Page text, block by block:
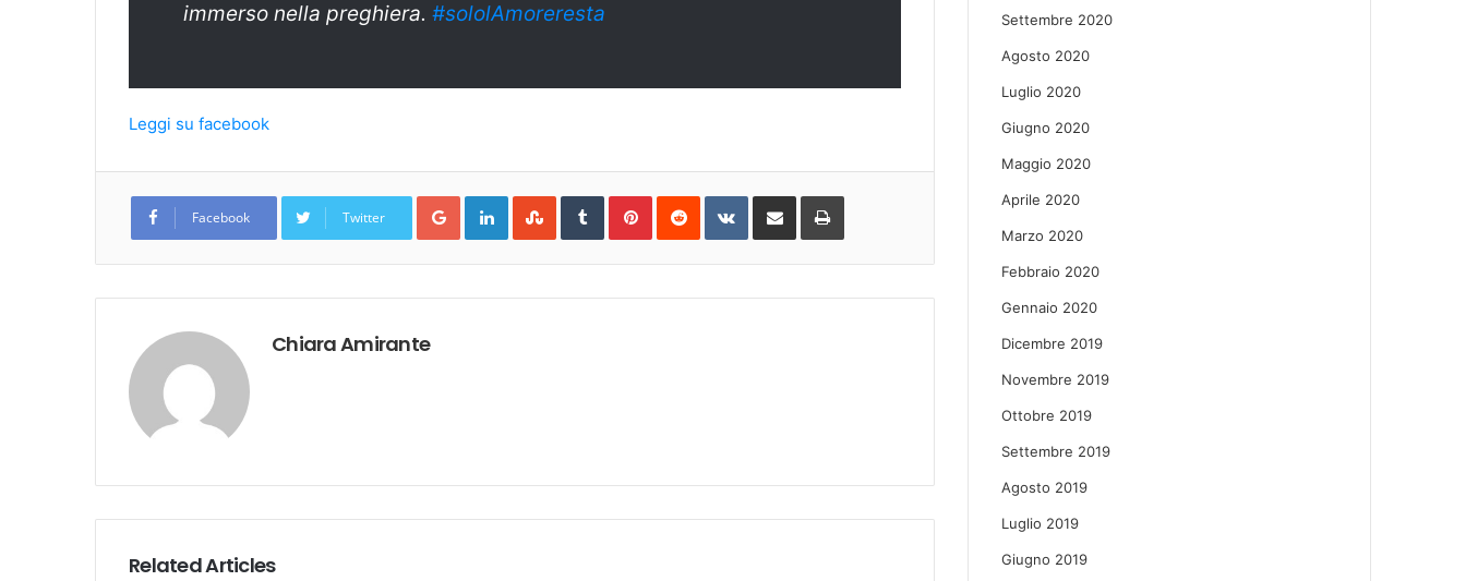
immerso nella preghiera. #sololAmoreresta
Leggi su facebook
Facebook Twitter
Google+LinkedInStumbleUpon
TumblrPinterestReddit VKontakteShare
Email
Print
Chiara Amirante
Related Articles
Settembre 2020
Agosto 2020
Luglio 2020
Giugno 2020
Maggio 2020
Aprile 2020
Marzo 2020
Febbraio 2020
Gennaio 2020
Dicembre 2019
Novembre 2019
Ottobre 2019
Settembre 2019
Agosto 2019
Luglio 2019
Giugno 2019